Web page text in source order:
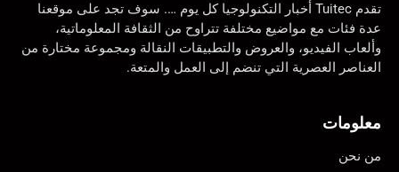
تقدم Tuitec أخبار التكنولوجيا كل يوم …. سوف تجد على موقعنا
عدة فئات مع مواضيع مختلفة تتراوح من الثقافة المعلوماتية،
وألعاب الفيديو، والعروض والتطبيقات النقالة ومجموعة مختارة من
العناصر العصرية التي تنضم إلى العمل والمتعة.
معلومات
من نحن